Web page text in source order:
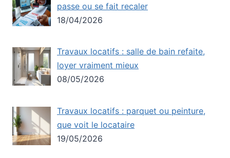
passe ou se fait recaler
18/04/2026
Travaux locatifs : salle de bain refaite,
loyer vraiment mieux
08/05/2026
Travaux locatifs : parquet ou peinture,
que voit le locataire
19/05/2026